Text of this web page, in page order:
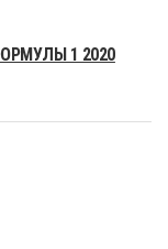
1 2020